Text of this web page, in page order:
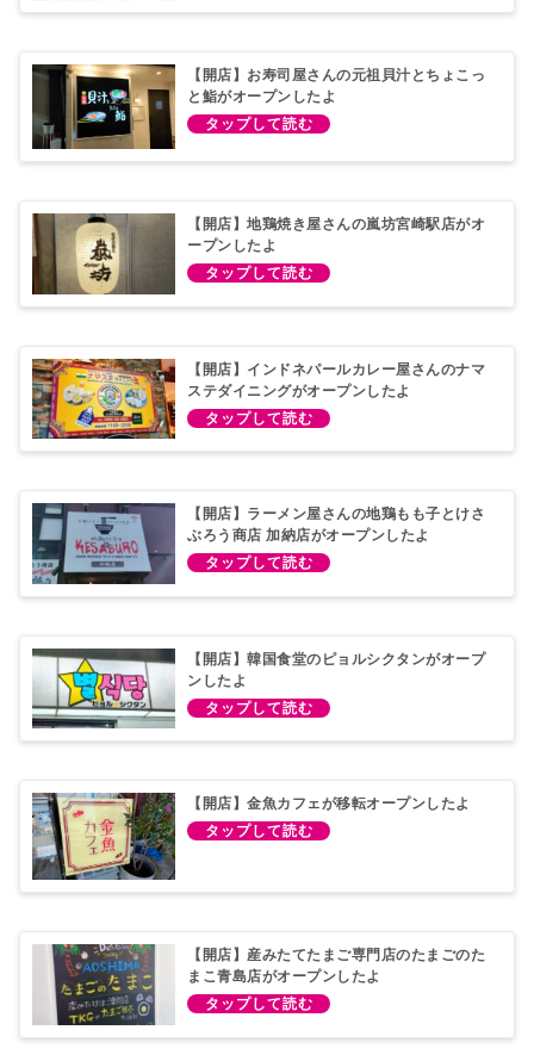
【開店】お寿司屋さんの元祖貝汁とちょこっ
と鮨がオープンしたよ
【開店】地鶏焼き屋さんの嵐坊宮崎駅店がオ
ープンしたよ
【開店】インドネパールカレー屋さんのナマ
ステダイニングがオープンしたよ
【開店】ラーメン屋さんの地鶏もも子とけさ
ぶろう商店 加納店がオープンしたよ
【開店】韓国食堂のピョルシクタンがオープ
ンしたよ
【開店】金魚カフェが移転オープンしたよ
【開店】産みたてたまご専門店のたまごのた
まこ青島店がオープンしたよ